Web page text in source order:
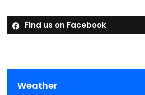
Find us on Facebook
Weather